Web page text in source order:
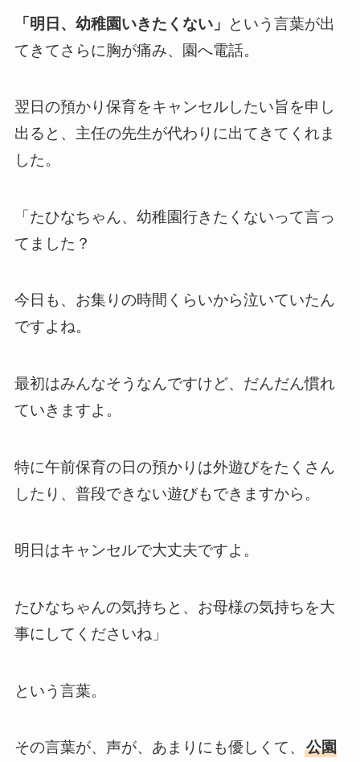
「明日、幼稚園いきたくない」
という言葉が出
てきてさらに胸が痛み、園へ電話。
翌日の預かり保育をキャンセルしたい旨を申し
出ると、主任の先生が代わりに出てきてくれま
した。
「たひなちゃん、幼稚園行きたくないって言っ
てました？
今日も、お集りの時間くらいから泣いていたん
ですよね。
最初はみんなそうなんですけど、だんだん慣れ
ていきますよ。
特に午前保育の日の預かりは外遊びをたくさん
したり、普段できない遊びもできますから。
明日はキャンセルで大丈夫ですよ。
たひなちゃんの気持ちと、お母様の気持ちを大
事にしてくださいね」
という言葉。
その言葉が、声が、あまりにも優しくて、 公園